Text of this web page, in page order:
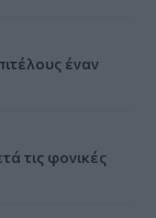
έναν
τις φονικές